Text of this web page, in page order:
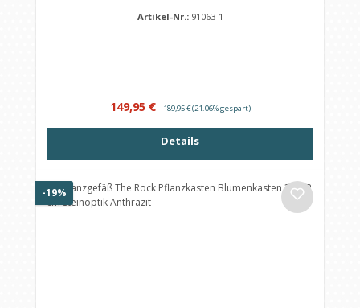
Artikel-Nr.: 91063-1
Verkaufspreis:
149,95 € Regulärer Preis:
189,95 €(21.06% gespart)
Details
-19% Rabatt